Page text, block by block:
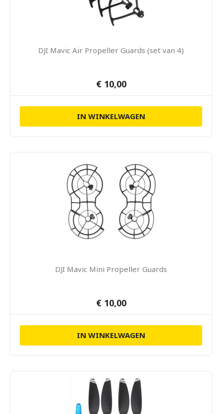
DJI Mavic Air Propeller Guards (set van 4)
€ 10,00
IN WINKELWAGEN
DJI Mavic Mini Propeller Guards
€ 10,00
IN WINKELWAGEN